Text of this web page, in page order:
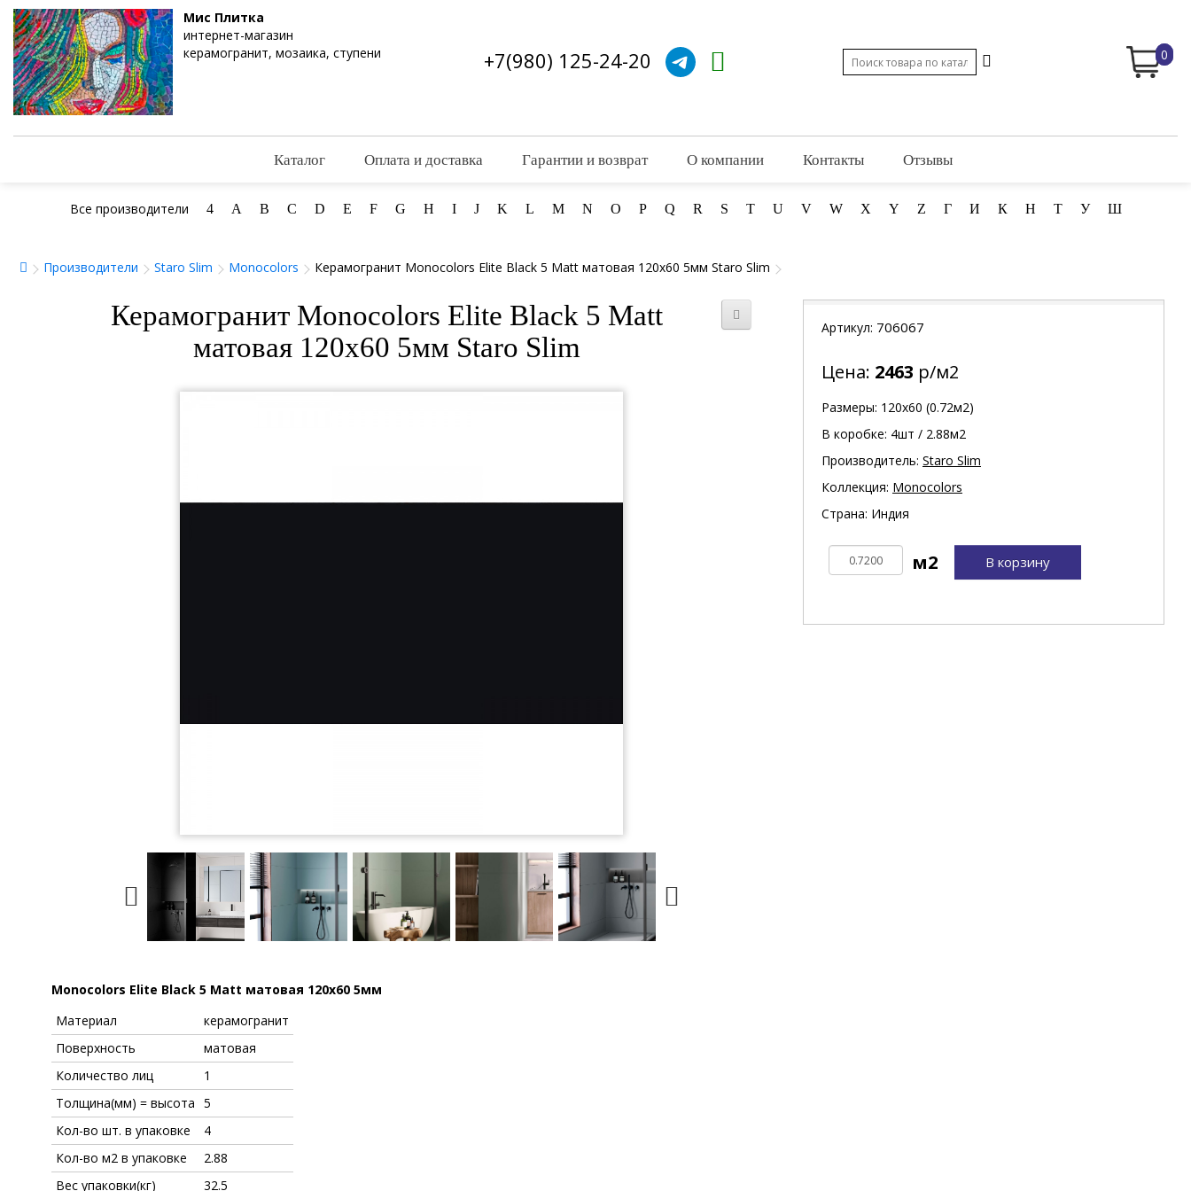
Мис Плитка
интернет-магазин
керамогранит, мозаика, ступени
+7(980) 125-24-20 0
Каталог Оплата и доставка Гарантии и возврат О компании Контакты Отзывы
Все производители 4 A B C D E F G H I J K L M N O P Q R S T U V W X Y Z Г И К Н Т У Ш
Производители Staro Slim Monocolors Керамогранит Monocolors Elite Black 5 Matt матовая 120x60 5мм Staro Slim
Керамогранит Monocolors Elite Black 5 Matt
матовая 120x60 5мм Staro Slim
Monocolors Elite Black 5 Matt матовая 120x60 5мм
Материал
керамогранит
Поверхность
матовая
Количество лиц
1
Толщина(мм) = высота 5
Кол-во шт. в упаковке
4
Кол-во м2 в упаковке
2.88
Вес упаковки(кг)
32.5
Артикул: 706067
Цена: 2463 р/м2
Размеры: 120х60 (0.72м2)
В коробке: 4шт / 2.88м2
Производитель: Staro Slim
Коллекция: Monocolors
Страна: Индия
В корзину